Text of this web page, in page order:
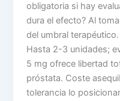
obligatoria si hay
dura el efecto? Al
del umbral
Hasta 2-3 unidades;
5 mg ofrece libertad
próstata. Coste
tolerancia lo